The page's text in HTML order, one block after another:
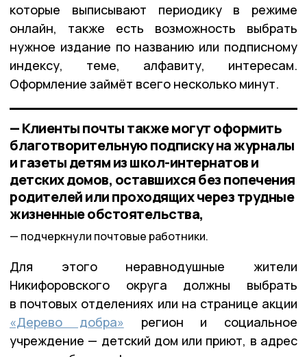
которые выписывают периодику в режиме
онлайн, также есть возможность выбрать
нужное издание по названию или подписному
индексу, теме, алфавиту, интересам.
Оформление займёт всего несколько минут.
— Клиенты почты также могут оформить
благотворительную подписку на журналы
и газеты детям из школ-интернатов и
детских домов, оставшихся без попечения
родителей или проходящих через трудные
жизненные обстоятельства,
подчеркнули почтовые работники.
Для этого неравнодушные жители
Никифоровского округа должны выбрать
в почтовых отделениях или на странице акции
«Дерево добра» регион и социальное
учреждение — детский дом или приют, в адрес